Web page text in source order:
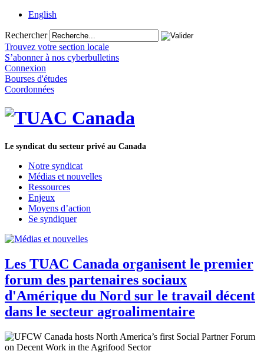
English
Rechercher
Trouvez votre section locale
S’abonner à nos cyberbulletins
Connexion
Bourses d'études
Coordonnées
Le syndicat du secteur privé au Canada
Notre syndicat
Médias et nouvelles
Ressources
Enjeux
Moyens d’action
Se syndiquer
Les TUAC Canada organisent le premier
forum des partenaires sociaux
d'Amérique du Nord sur le travail décent
dans le secteur agroalimentaire